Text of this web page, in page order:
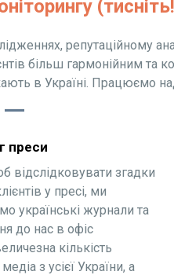
репутаційному
більш гармонійним та
в Україні. Працюємо
преси
відслідковувати згадки
у пресі, ми
українські журнали та
до нас в офіс
кількість
з усієї України, а